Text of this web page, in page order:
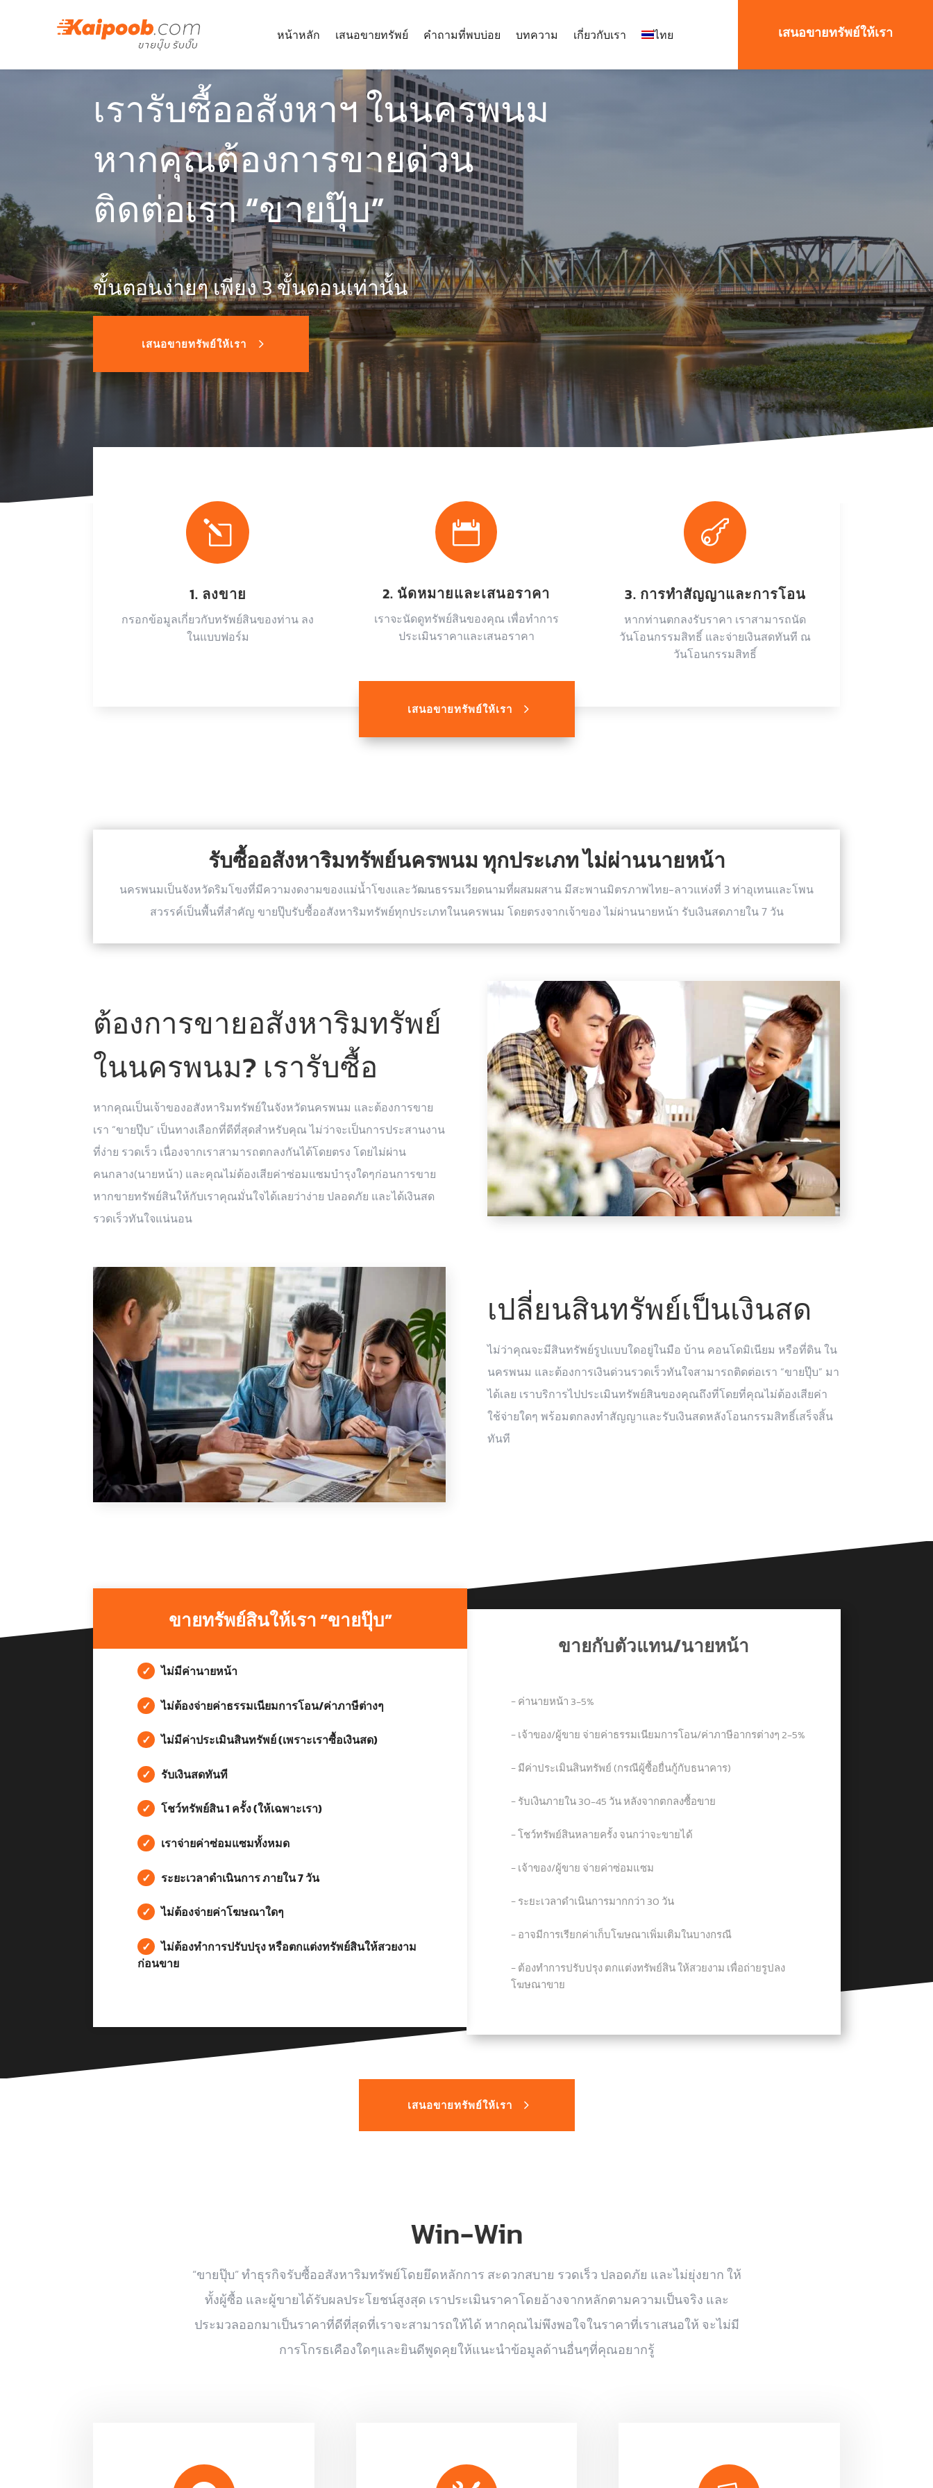
หน้าหลัก เสนอขายทรัพย์ คำถามที่พบบ่อย บทความ เกี่ยวกับเรา ไทย เสนอขายทรัพย์ให้เรา
เรารับซื้ออสังหาฯ ในนครพนม
หากคุณต้องการขายด่วน
ติดต่อเรา “ขายปุ๊บ”
ขั้นตอนง่ายๆ เพียง 3 ขั้นตอนเท่านั้น
เสนอขายทรัพย์ให้เรา
l
1. ลงขาย
กรอกข้อมูลเกี่ยวกับทรัพย์สินของท่าน ลง
ในแบบฟอร์ม

2. นัดหมายและเสนอราคา
เราจะนัดดูทรัพย์สินของคุณ เพื่อทำการ
ประเมินราคาและเสนอราคา

3. การทำสัญญาและการโอน
หากท่านตกลงรับราคา เราสามารถนัด
วันโอนกรรมสิทธิ์ และจ่ายเงินสดทันที ณ
วันโอนกรรมสิทธิ์
เสนอขายทรัพย์ให้เรา
รับซื้ออสังหาริมทรัพย์นครพนม ทุกประเภท ไม่ผ่านนายหน้า
นครพนมเป็นจังหวัดริมโขงที่มีความงดงามของแม่น้ำโขงและวัฒนธรรมเวียดนามที่ผสมผสาน มีสะพานมิตรภาพไทย-ลาวแห่งที่ 3 ท่าอุเทนและโพน
สวรรค์เป็นพื้นที่สำคัญ ขายปุ๊บรับซื้ออสังหาริมทรัพย์ทุกประเภทในนครพนม โดยตรงจากเจ้าของ ไม่ผ่านนายหน้า รับเงินสดภายใน 7 วัน
ต้องการขายอสังหาริมทรัพย์
ในนครพนม? เรารับซื้อ
หากคุณเป็นเจ้าของอสังหาริมทรัพย์ในจังหวัดนครพนม และต้องการขาย
เรา “ขายปุ๊บ” เป็นทางเลือกที่ดีที่สุดสำหรับคุณ ไม่ว่าจะเป็นการประสานงาน
ที่ง่าย รวดเร็ว เนื่องจากเราสามารถตกลงกันได้โดยตรง โดยไม่ผ่าน
คนกลาง(นายหน้า) และคุณไม่ต้องเสียค่าซ่อมแซมบำรุงใดๆก่อนการขาย
หากขายทรัพย์สินให้กับเราคุณมั่นใจได้เลยว่าง่าย ปลอดภัย และได้เงินสด
รวดเร็วทันใจแน่นอน
เปลี่ยนสินทรัพย์เป็นเงินสด
ไม่ว่าคุณจะมีสินทรัพย์รูปแบบใดอยู่ในมือ บ้าน คอนโดมิเนียม หรือที่ดิน ใน
นครพนม และต้องการเงินด่วนรวดเร็วทันใจสามารถติดต่อเรา “ขายปุ๊บ” มา
ได้เลย เราบริการไปประเมินทรัพย์สินของคุณถึงที่โดยที่คุณไม่ต้องเสียค่า
ใช้จ่ายใดๆ พร้อมตกลงทำสัญญาและรับเงินสดหลังโอนกรรมสิทธิ์เสร็จสิ้น
ทันที
ขายทรัพย์สินให้เรา “ขายปุ๊บ”
✓ ไม่มีค่านายหน้า
✓ ไม่ต้องจ่ายค่าธรรมเนียมการโอน/ค่าภาษีต่างๆ
✓ ไม่มีค่าประเมินสินทรัพย์ (เพราะเราซื้อเงินสด)
✓ รับเงินสดทันที
✓ โชว์ทรัพย์สิน 1 ครั้ง (ให้เฉพาะเรา)
✓ เราจ่ายค่าซ่อมแซมทั้งหมด
✓ ระยะเวลาดำเนินการ ภายใน 7 วัน
✓ ไม่ต้องจ่ายค่าโฆษณาใดๆ
✓
ไม่ต้องทำการปรับปรุง หรือตกแต่งทรัพย์สินให้สวยงาม
ก่อนขาย
ขายกับตัวแทน/นายหน้า
− ค่านายหน้า 3-5%
− เจ้าของ/ผู้ขาย จ่ายค่าธรรมเนียมการโอน/ค่าภาษีอากรต่างๆ 2-5%
− มีค่าประเมินสินทรัพย์ (กรณีผู้ซื้อยื่นกู้กับธนาคาร)
− รับเงินภายใน 30-45 วัน หลังจากตกลงซื้อขาย
− โชว์ทรัพย์สินหลายครั้ง จนกว่าจะขายได้
− เจ้าของ/ผู้ขาย จ่ายค่าซ่อมแซม
− ระยะเวลาดำเนินการมากกว่า 30 วัน
− อาจมีการเรียกค่าเก็บโฆษณาเพิ่มเติมในบางกรณี
− ต้องทำการปรับปรุง ตกแต่งทรัพย์สิน ให้สวยงาม เพื่อถ่ายรูปลง
โฆษณาขาย
เสนอขายทรัพย์ให้เรา
Win-Win
“ขายปุ๊บ” ทำธุรกิจรับซื้ออสังหาริมทรัพย์โดยยึดหลักการ สะดวกสบาย รวดเร็ว ปลอดภัย และไม่ยุ่งยาก ให้
ทั้งผู้ซื้อ และผู้ขายได้รับผลประโยชน์สูงสุด เราประเมินราคาโดยอ้างจากหลักตามความเป็นจริง และ
ประมวลออกมาเป็นราคาที่ดีที่สุดที่เราจะสามารถให้ได้ หากคุณไม่พึงพอใจในราคาที่เราเสนอให้ จะไม่มี
การโกรธเคืองใดๆและยินดีพูดคุยให้แนะนำข้อมูลด้านอื่นๆที่คุณอยากรู้